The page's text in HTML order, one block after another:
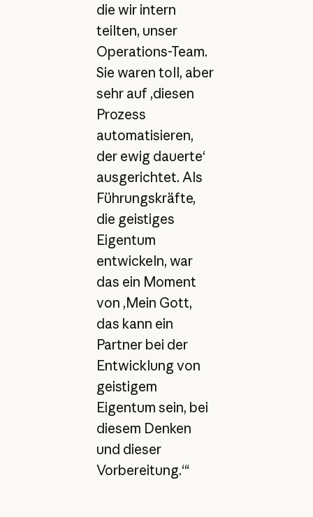
die wir intern
teilten, unser
Operations-Team.
Sie waren toll, aber
sehr auf ‚diesen
Prozess
automatisieren,
der ewig dauerte‘
ausgerichtet. Als
Führungskräfte,
die geistiges
Eigentum
entwickeln, war
das ein Moment
von ‚Mein Gott,
das kann ein
Partner bei der
Entwicklung von
geistigem
Eigentum sein, bei
diesem Denken
und dieser
Vorbereitung.‘“